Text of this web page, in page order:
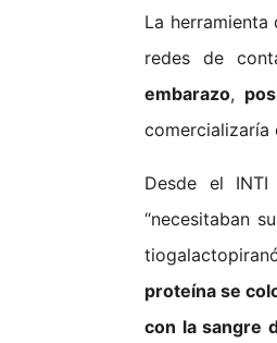
La
redes de
embarazo,
comercializaría
Desde el
“necesitaban
proteína se
con la sangre